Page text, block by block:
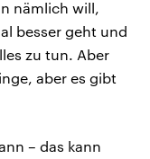
nämlich will,
besser geht und
zu tun. Aber
aber es gibt
– das kann